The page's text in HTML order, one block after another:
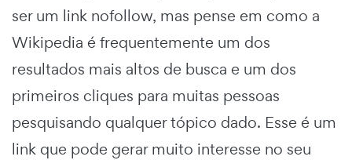
ser um link nofollow, mas pense em como a
Wikipedia é frequentemente um dos
resultados mais altos de busca e um dos
primeiros cliques para muitas pessoas
pesquisando qualquer tópico dado. Esse é um
link que pode gerar muito interesse no seu